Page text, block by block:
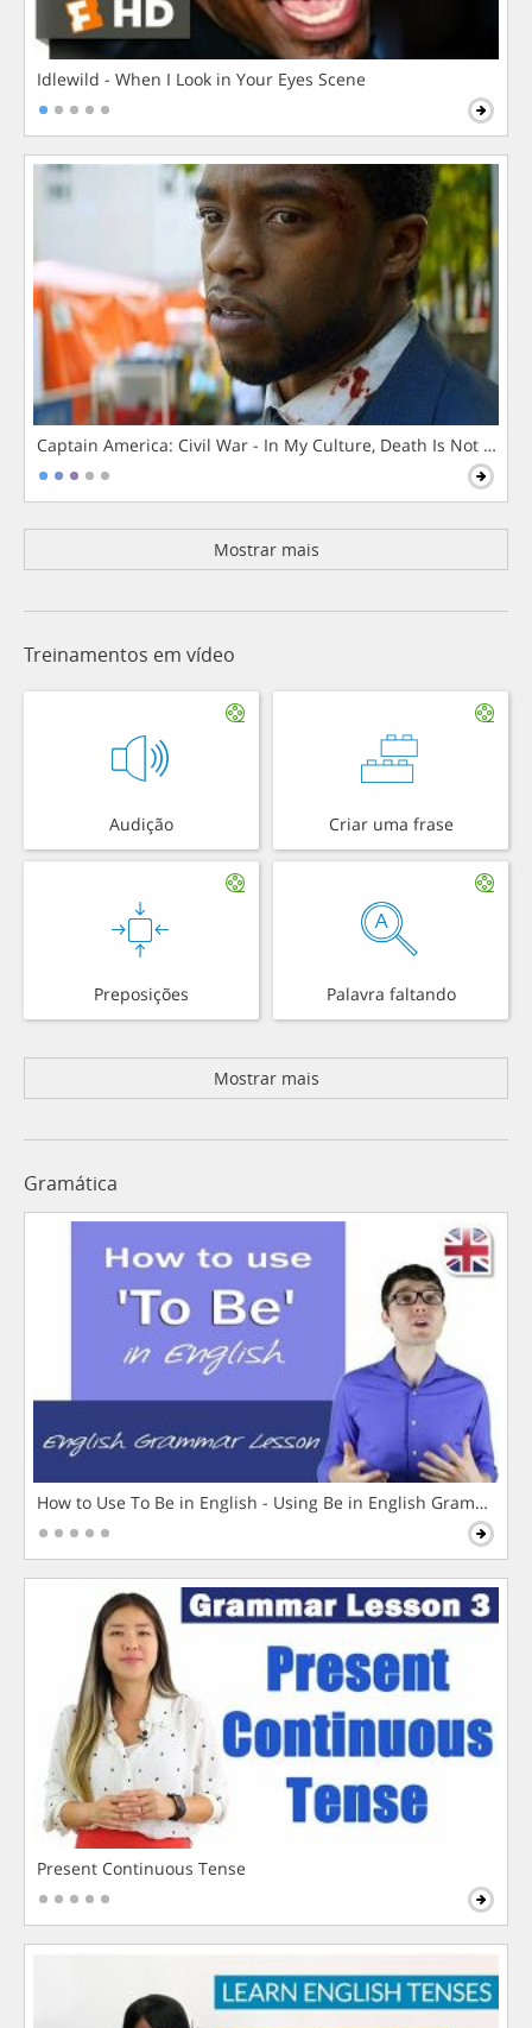
Idlewild - When I Look in Your Eyes Scene
Captain America: Civil War - In My Culture, Death Is Not The
Mostrar mais
Treinamentos em vídeo
Audição Criar uma frase
Preposições Palavra faltando
Mostrar mais
Gramática
How to Use To Be in English - Using Be in English Grammar
Present Continuous Tense